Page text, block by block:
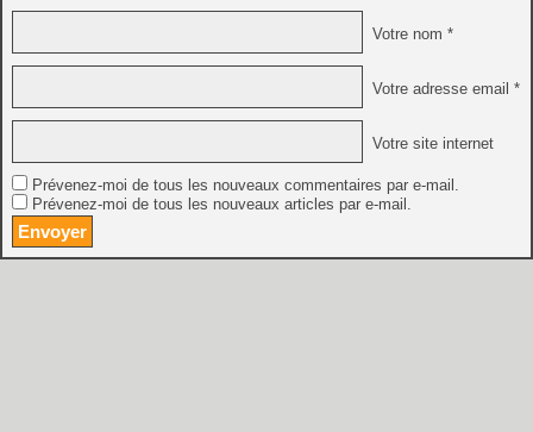
Votre nom *
Votre adresse email *
Votre site internet
Prévenez-moi de tous les nouveaux commentaires par e-mail.
Prévenez-moi de tous les nouveaux articles par e-mail.